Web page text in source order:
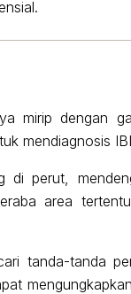
mirip dengan
mendiagnosis
di perut,
area
tanda-tanda